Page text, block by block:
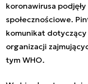
koronawirusa
społecznościowe.
komunikat
organizacji
tym WHO.